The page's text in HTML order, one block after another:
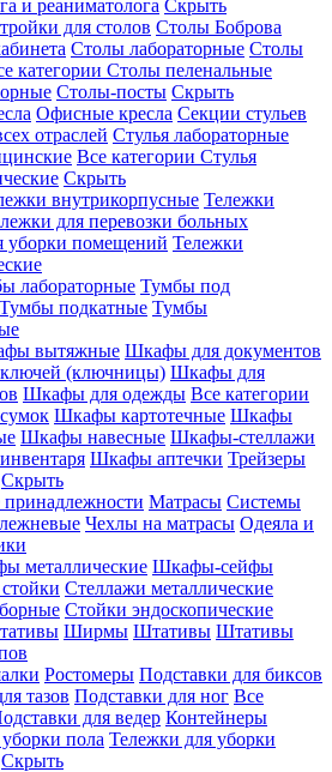
и реаниматолога Скрыть
для столов Столы Боброва
Столы лабораторные Столы
категории Столы пеленальные
Столы-посты Скрыть
Офисные кресла Секции стульев
отраслей Стулья лабораторные
Все категории Стулья
Скрыть
внутрикорпусные Тележки
для перевозки больных
уборки помещений Тележки
лабораторные Тумбы под
Тумбы подкатные Тумбы
вытяжные Шкафы для документов
(ключницы) Шкафы для
Шкафы для одежды Все категории
Шкафы картотечные Шкафы
Шкафы навесные Шкафы-стеллажи
Шкафы аптечки Трейзеры
Скрыть
Матрасы Системы
Чехлы на матрасы Одеяла и
металлические Шкафы-сейфы
Стеллажи металлические
Стойки эндоскопические
Ширмы Штативы Штативы
Ростомеры Подставки для биксов
тазов Подставки для ног Все
для ведер Контейнеры
пола Тележки для уборки
Скрыть